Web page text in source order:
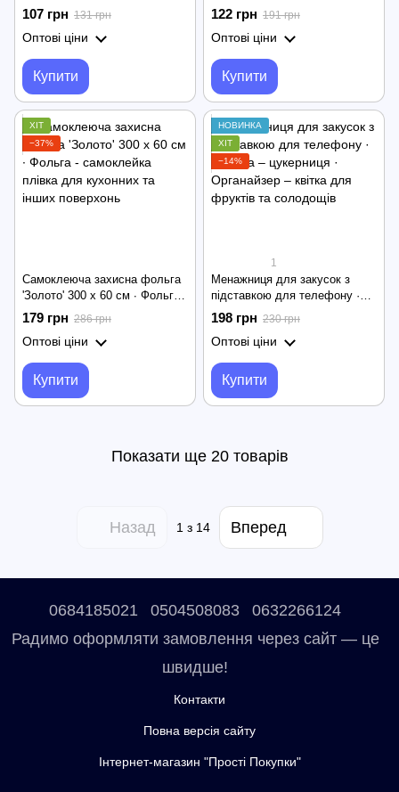
водостійка на клейкій основі
від жиру, високих температур,
200 х 60 см
107 грн 131 грн
Оптові ціни
Купити
водостійка на клейкій основі
від жиру, високих температур,
500 х 60 см
122 грн 191 грн
Оптові ціни
Купити
ХІТ
−37%
Самоклеюча захисна фольга
'Золото' 300 х 60 см ∙ Фольга -
самоклейка плівка для
кухонних та інших поверхонь
179 грн 286 грн
Оптові ціни
Купити
НОВИНКА
ХІТ
−14%
1
Менажниця для закусок з
підставкою для телефону ·
Тарілка – цукерниця ·
Органайзер – квітка для
фруктів та солодощів
198 грн 230 грн
Оптові ціни
Купити
Показати ще 20 товарів
Назад 1з 14 Вперед
0684185021 0504508083
0632266124
Радимо оформляти замовлення через сайт — це
швидше!
Контакти
Повна версія сайту
Інтернет-магазин "Прості Покупки"